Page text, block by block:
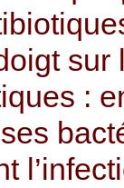
sur
: